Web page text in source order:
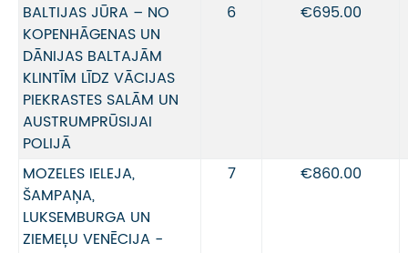
BALTIJAS JŪRA – NO
KOPENHĀGENAS UN
DĀNIJAS BALTAJĀM
KLINTĪM LĪDZ VĀCIJAS
PIEKRASTES SALĀM UN
AUSTRUMPRŪSIJAI
POLIJĀ
6 €695.00
MOZELES IELEJA,
ŠAMPAŅA,
LUKSEMBURGA UN
ZIEMEĻU VENĒCIJA -
7 €860.00